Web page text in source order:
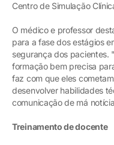
Centro de Simulação
O médico e professor
para a fase dos estágios
segurança dos pacientes.
formação bem precisa
faz com que eles
desenvolver habilidades
comunicação de má
Treinamento de docente